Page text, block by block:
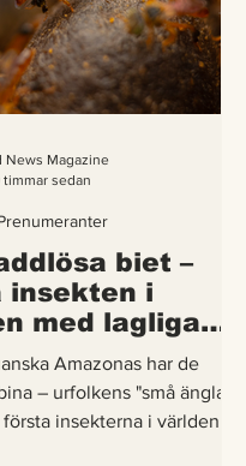
biet –
insekten i
med lagliga
Amazonas har de
– urfolkens "små änglar"
insekterna i världen att
News Magazine
timmar sedan